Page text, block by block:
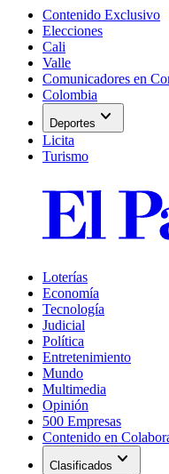
Contenido Exclusivo
Elecciones
Cali
Valle
Comunicadores en
Colombia
Deportes expand_more
Licita
Turismo
Loterías
Economía
Tecnología
Judicial
Política
Entretenimiento
Mundo
Multimedia
Opinión
500 Empresas
Contenido en
Clasificados expand_more